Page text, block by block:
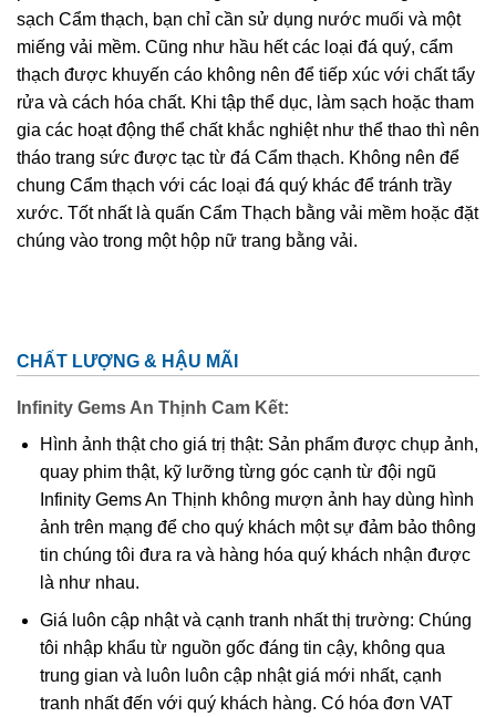
sạch Cẩm thạch, bạn chỉ cần sử dụng nước muối và một
miếng vải mềm. Cũng như hầu hết các loại đá quý, cẩm
thạch được khuyến cáo không nên để tiếp xúc với chất tẩy
rửa và cách hóa chất. Khi tập thể dục, làm sạch hoặc tham
gia các hoạt động thể chất khắc nghiệt như thể thao thì nên
tháo trang sức được tạc từ đá Cẩm thạch. Không nên để
chung Cẩm thạch với các loại đá quý khác để tránh trầy
xước. Tốt nhất là quấn Cẩm Thạch bằng vải mềm hoặc đặt
chúng vào trong một hộp nữ trang bằng vải.
CHẤT LƯỢNG & HẬU MÃI
Infinity Gems An Thịnh Cam Kết:
Hình ảnh thật cho giá trị thật: Sản phẩm được chụp ảnh,
quay phim thật, kỹ lưỡng từng góc cạnh từ đội ngũ
Infinity Gems An Thịnh không mượn ảnh hay dùng hình
ảnh trên mạng để cho quý khách một sự đảm bảo thông
tin chúng tôi đưa ra và hàng hóa quý khách nhận được
là như nhau.
Giá luôn cập nhật và cạnh tranh nhất thị trường: Chúng
tôi nhập khẩu từ nguồn gốc đáng tin cậy, không qua
trung gian và luôn luôn cập nhật giá mới nhất, cạnh
tranh nhất đến với quý khách hàng. Có hóa đơn VAT